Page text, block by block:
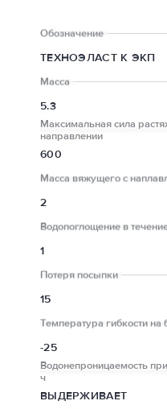
ТЕХНОЭЛАСТ К ЭКП
5.3
600
2
1
15
-25
ВЫДЕРЖИВАЕТ
Обозначение
Масса
Максимальная сила
направлении
Масса вяжущего с
Водопоглощение в
Потеря посыпки
Температура гибкости на
Водонепроницаемость
ч